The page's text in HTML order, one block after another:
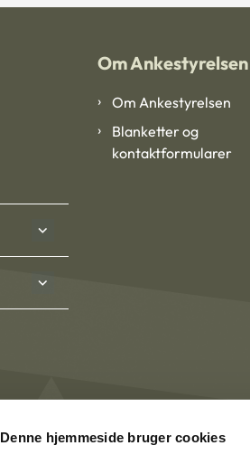
Denne hjemmeside bruger cookies
Om Ankestyrelsen
Om Ankestyrelsen
Blanketter og
kontaktformularer